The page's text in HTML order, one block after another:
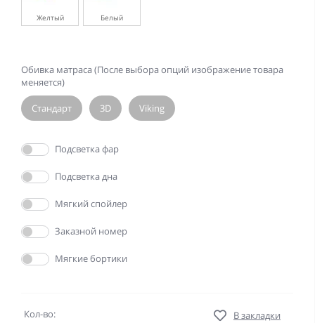
Желтый Белый
Обивка матраса (После выбора опций изображение товара
меняется)
Стандарт 3D Viking
Подсветка фар
Да
Подсветка дна
Да
Мягкий спойлер
Да
Заказной номер
Да
Мягкие бортики
Да
Кол-во:
В закладки